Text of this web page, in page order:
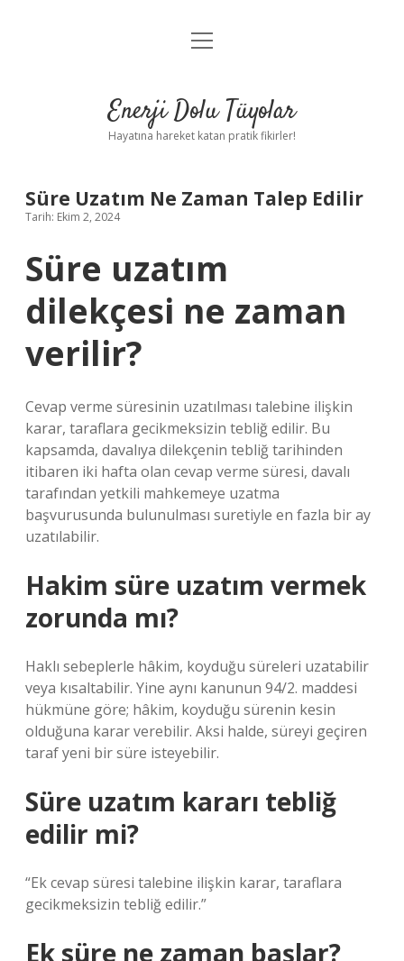
Anasayfa
Yasal Uyarı
menüyü
Enerji Dolu Tüyolar
Hayatına hareket katan pratik fikirler!
Süre Uzatım Ne Zaman Talep Edilir
Tarih: Ekim 2, 2024
Süre uzatım
dilekçesi ne zaman
verilir?
Cevap verme süresinin uzatılması talebine ilişkin
karar, taraflara gecikmeksizin tebliğ edilir. Bu
kapsamda, davalıya dilekçenin tebliğ tarihinden
itibaren iki hafta olan cevap verme süresi, davalı
tarafından yetkili mahkemeye uzatma
başvurusunda bulunulması suretiyle en fazla bir ay
uzatılabilir.
Hakim süre uzatım vermek
zorunda mı?
Haklı sebeplerle hâkim, koyduğu süreleri uzatabilir
veya kısaltabilir. Yine aynı kanunun 94/2. maddesi
hükmüne göre; hâkim, koyduğu sürenin kesin
olduğuna karar verebilir. Aksi halde, süreyi geçiren
taraf yeni bir süre isteyebilir.
Süre uzatım kararı tebliğ
edilir mi?
“Ek cevap süresi talebine ilişkin karar, taraflara
gecikmeksizin tebliğ edilir.”
Ek süre ne zaman başlar?